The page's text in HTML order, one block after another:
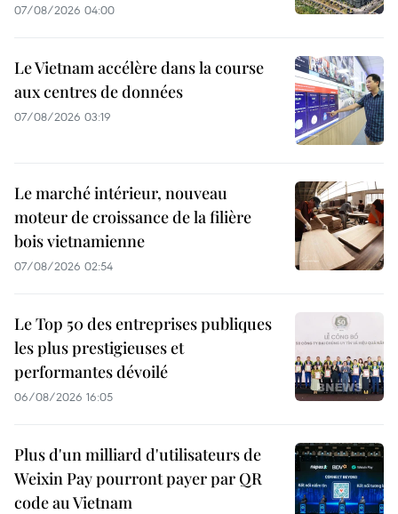
07/08/2026 04:00
Le Vietnam accélère dans la course
aux centres de données
07/08/2026 03:19
Le marché intérieur, nouveau
moteur de croissance de la filière
bois vietnamienne
07/08/2026 02:54
Le Top 50 des entreprises publiques
les plus prestigieuses et
performantes dévoilé
06/08/2026 16:05
Plus d'un milliard d'utilisateurs de
Weixin Pay pourront payer par QR
code au Vietnam